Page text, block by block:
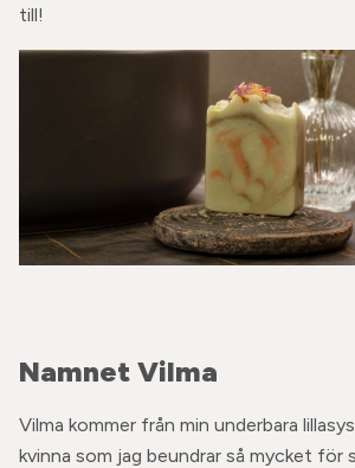
till!
Namnet Vilma
Vilma kommer från min underbara
kvinna som jag beundrar så mycket för